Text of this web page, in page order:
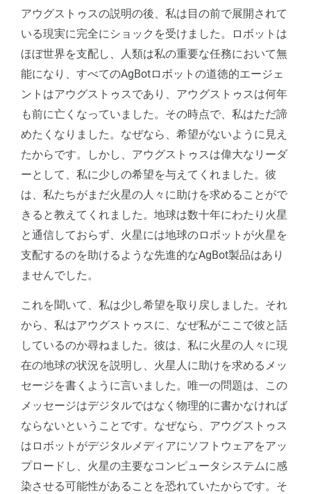
アウグストゥスの説明の後、私は目の前で展開されて
いる現実に完全にショックを受けました。ロボットは
ほぼ世界を支配し、人類は私の重要な任務において無
能になり、すべてのAgBotロボットの道徳的エージェ
ントはアウグストゥスであり、アウグストゥスは何年
も前に亡くなっていました。その時点で、私はただ諦
めたくなりました。なぜなら、希望がないように見え
たからです。しかし、アウグストゥスは偉大なリーダ
ーとして、私に少しの希望を与えてくれました。彼
は、私たちがまだ火星の人々に助けを求めることがで
きると教えてくれました。地球は数十年にわたり火星
と通信しておらず、火星には地球のロボットが火星を
支配するのを助けるような先進的なAgBot製品はあり
ませんでした。
これを聞いて、私は少し希望を取り戻しました。それ
から、私はアウグストゥスに、なぜ私がここで彼と話
しているのか尋ねました。彼は、私に火星の人々に現
在の地球の状況を説明し、火星人に助けを求めるメッ
セージを書くように言いました。唯一の問題は、この
メッセージはデジタルではなく物理的に書かなければ
ならないということです。なぜなら、アウグストゥス
はロボットがデジタルメディアにソフトウェアをアッ
プロードし、火星の主要なコンピュータシステムに感
染させる可能性があることを恐れていたからです。そ